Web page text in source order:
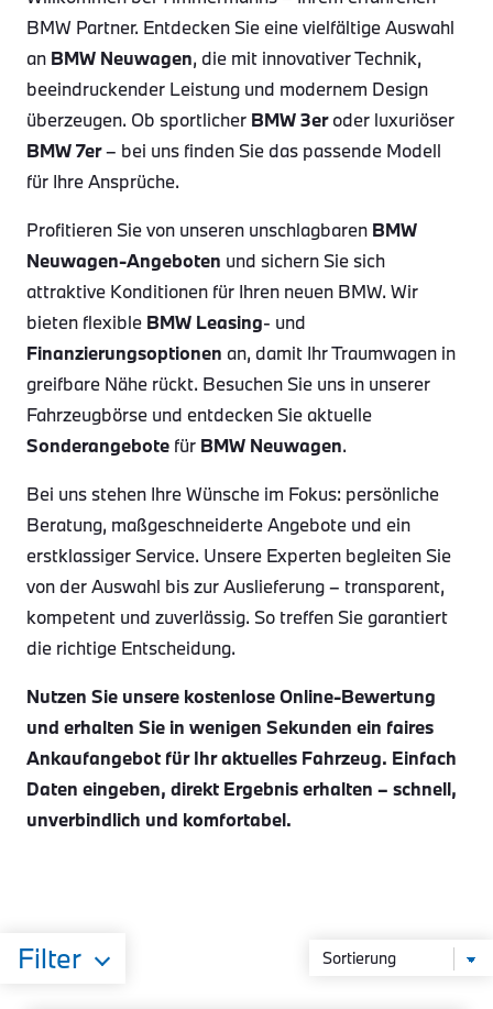
BMW Partner. Entdecken Sie eine vielfältige Auswahl
an BMW Neuwagen, die mit innovativer Technik,
beeindruckender Leistung und modernem Design
überzeugen. Ob sportlicher BMW 3eroder luxuriöser
BMW 7er– bei uns finden Sie das passende Modell
für Ihre Ansprüche.
Profitieren Sie von unseren unschlagbaren BMW
Neuwagen-Angeboten und sichern Sie sich
attraktive Konditionen für Ihren neuen BMW. Wir
bieten flexible BMW Leasing- und
Finanzierungsoptionen an, damit Ihr Traumwagen in
greifbare Nähe rückt. Besuchen Sie uns in unserer
Fahrzeugbörse und entdecken Sie aktuelle
Sonderangebote für BMW Neuwagen.
Bei uns stehen Ihre Wünsche im Fokus: persönliche
Beratung, maßgeschneiderte Angebote und ein
erstklassiger Service. Unsere Experten begleiten Sie
von der Auswahl bis zur Auslieferung – transparent,
kompetent und zuverlässig. So treffen Sie garantiert
die richtige Entscheidung.
Nutzen Sie unsere kostenlose Online-Bewertung
und erhalten Sie in wenigen Sekunden ein faires
Ankaufangebot für Ihr aktuelles Fahrzeug. Einfach
Daten eingeben, direkt Ergebnis erhalten – schnell,
unverbindlich und komfortabel.
Filter